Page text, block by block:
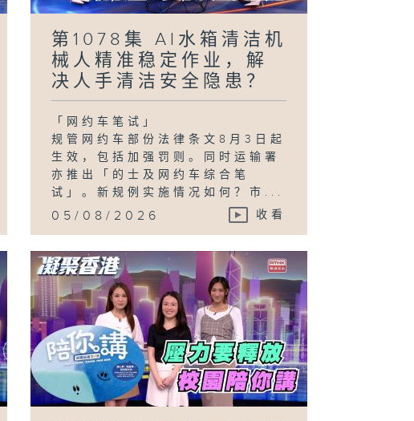
第1078集 AI水箱清洁机
械人精准稳定作业，解
决人手清洁安全隐患？
「网约车笔试」
规管网约车部份法律条文8月3日起
生效，包括加强罚则。同时运输署
亦推出「的士及网约车综合笔
试」。新规例实施情况如何？市...
05/08/2026 收看